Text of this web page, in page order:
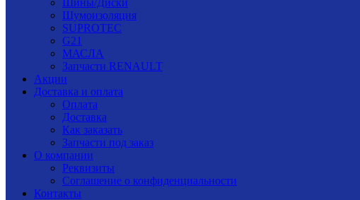
Шины/Диски
Шумоизоляция
SUPROTEC
G21
МАСЛА
Запчасти RENAULT
Акции
Доставка и оплата
Оплата
Доставка
Как заказать
Запчасти под заказ
О компании
Реквизиты
Соглашение о конфиденциальности
Контакты